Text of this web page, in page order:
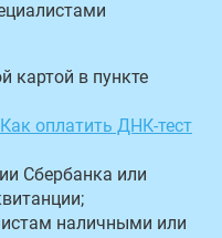
картой в пункте
Как оплатить ДНК-тест
Сбербанка или
наличными или